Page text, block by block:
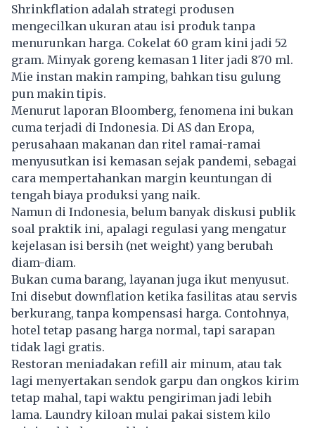
Shrinkflation adalah strategi produsen
mengecilkan ukuran atau isi produk tanpa
menurunkan harga. Cokelat 60 gram kini jadi 52
gram. Minyak goreng kemasan 1 liter jadi 870 ml.
Mie instan makin ramping, bahkan tisu gulung
pun makin tipis.
Menurut laporan Bloomberg, fenomena ini bukan
cuma terjadi di Indonesia. Di AS dan Eropa,
perusahaan makanan dan ritel ramai-ramai
menyusutkan isi kemasan sejak pandemi, sebagai
cara mempertahankan margin keuntungan di
tengah biaya produksi yang naik.
Namun di Indonesia, belum banyak diskusi publik
soal praktik ini, apalagi regulasi yang mengatur
kejelasan isi bersih (net weight) yang berubah
diam-diam.
Bukan cuma barang, layanan juga ikut menyusut.
Ini disebut downflation ketika fasilitas atau servis
berkurang, tanpa kompensasi harga. Contohnya,
hotel tetap pasang harga normal, tapi sarapan
tidak lagi gratis.
Restoran meniadakan refill air minum, atau tak
lagi menyertakan sendok garpu dan ongkos kirim
tetap mahal, tapi waktu pengiriman jadi lebih
lama. Laundry kiloan mulai pakai sistem kilo